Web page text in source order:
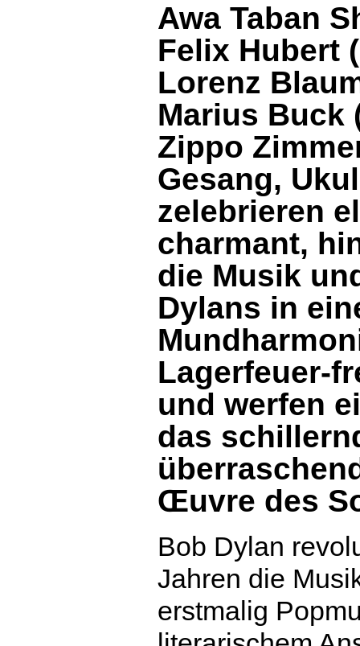
Awa Taban
Felix Hubert
Lorenz
Marius Buck
Zippo
Gesang,
zelebrieren
charmant,
die Musik
Dylans in
Lagerfeuer-
und werfen
das
Œuvre des
Bob Dylan
Jahren die
erstmalig